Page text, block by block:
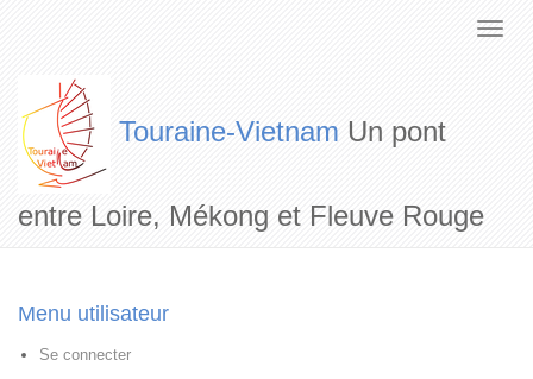
Touraine-Vietnam Un pont
entre Loire, Mékong et Fleuve Rouge
Menu utilisateur
Se connecter